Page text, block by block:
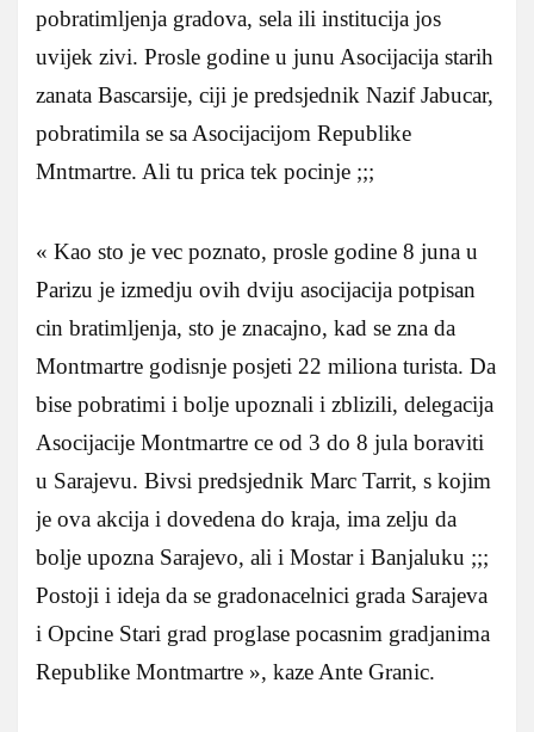
pobratimljenja gradova, sela ili institucija jos
uvijek zivi. Prosle godine u junu Asocijacija starih
zanata Bascarsije, ciji je predsjednik Nazif Jabucar,
pobratimila se sa Asocijacijom Republike
Mntmartre. Ali tu prica tek pocinje ;;;
« Kao sto je vec poznato, prosle godine 8 juna u
Parizu je izmedju ovih dviju asocijacija potpisan
cin bratimljenja, sto je znacajno, kad se zna da
Montmartre godisnje posjeti 22 miliona turista. Da
bise pobratimi i bolje upoznali i zblizili, delegacija
Asocijacije Montmartre ce od 3 do 8 jula boraviti
u Sarajevu. Bivsi predsjednik Marc Tarrit, s kojim
je ova akcija i dovedena do kraja, ima zelju da
bolje upozna Sarajevo, ali i Mostar i Banjaluku ;;;
Postoji i ideja da se gradonacelnici grada Sarajeva
i Opcine Stari grad proglase pocasnim gradjanima
Republike Montmartre », kaze Ante Granic.